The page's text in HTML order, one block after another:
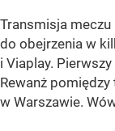
Transmisja
do obejrzenia w
i Viaplay.
Rewanż
w Warszawie.